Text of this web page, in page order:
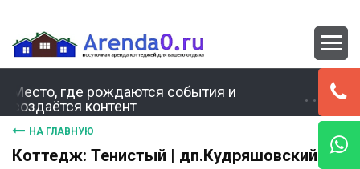
Место, где рождаются события и
создаётся контент
НА ГЛАВНУЮ
Коттедж: Тенистый | дп.Кудряшовский